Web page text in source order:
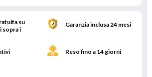
su
i
Garanzia inclusa 24 mesi
Reso fino a 14 giorni